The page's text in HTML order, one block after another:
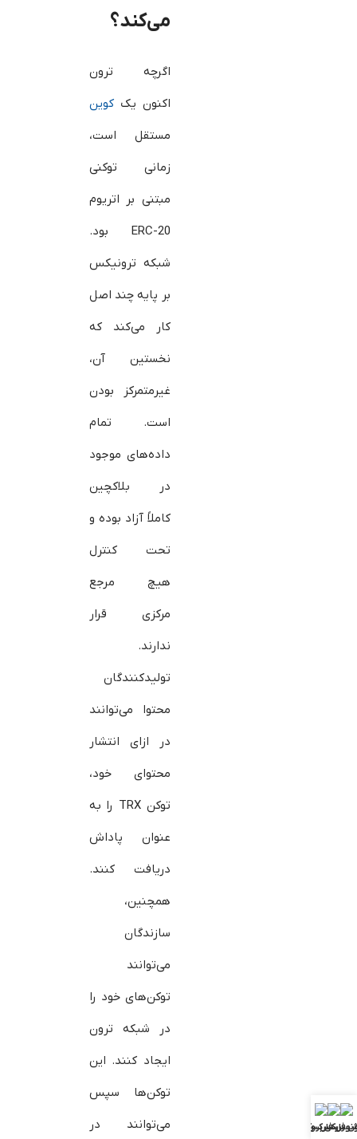
می‌کند؟
اگرچه ترون
اکنون یککوین
مستقل است،
زمانی توکنی
مبتنی بر اتریوم
ERC-20 بود.
شبکه ترونیکس
بر پایه چند اصل
کار می‌کند که
نخستین آن،
غیرمتمرکز بودن
است. تمام
داده‌های موجود
در بلاکچین
کاملاً آزاد بوده و
تحت کنترل
هیچ مرجع
مرکزی قرار
ندارند.
تولیدکنندگان
محتوا می‌توانند
در ازای انتشار
محتوای خود،
توکن TRX را به
عنوان پاداش
دریافت کنند.
همچنین،
سازندگان
می‌توانند
توکن‌های خود را
در شبکه ترون
ایجاد کنند. این
توکن‌ها سپس
می‌توانند در
فارکس
فارکس
بررسی بروکرها